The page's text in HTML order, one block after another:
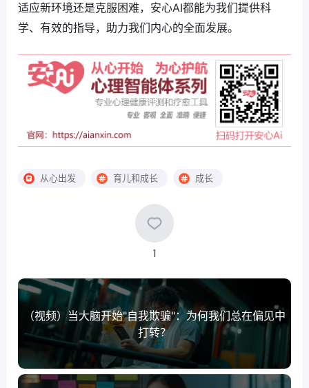
适应新环境还是克服困难，安心AI都能为我们提供科
学、有效的指导，助力我们内心的全面发展。
从心出发 育儿和成长 成长
1
（视频）当大脑开始"自我欺骗"：为何我们总在偏见中
打转？